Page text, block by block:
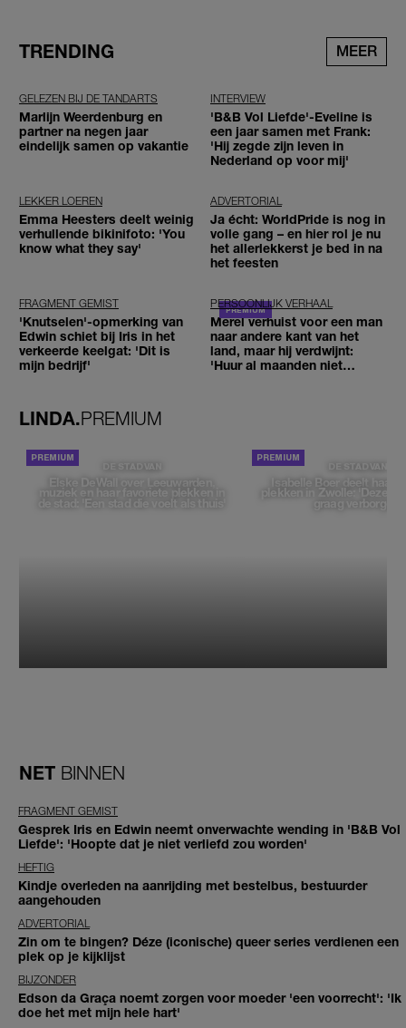
TRENDING MEER
GELEZEN BIJ DE TANDARTS
Marlijn Weerdenburg en
partner na negen jaar
eindelijk samen op vakantie
INTERVIEW
'B&B Vol Liefde'-Eveline is
een jaar samen met Frank:
'Hij zegde zijn leven in
Nederland op voor mij'
LEKKER LOEREN
Emma Heesters deelt weinig
verhullende bikinifoto: 'You
know what they say'
ADVERTORIAL
Ja écht: WorldPride is nog in
volle gang – en hier rol je nu
het allerlekkerst je bed in na
het feesten
FRAGMENT GEMIST
'Knutselen'-opmerking van
Edwin schiet bij Iris in het
verkeerde keelgat: 'Dit is
mijn bedrijf'
PERSOONLIJK VERHAAL
Merel verhuist voor een man
naar andere kant van het
land, maar hij verdwijnt:
'Huur al maanden niet
LINDA.PREMIUM
DE STAD VAN
Elske DeWall over Leeuwarden,
muziek en haar favoriete plekken in
de stad: 'Een stad die voelt als thuis'
DE STAD VAN
Isabelle Boer deelt haar
plekken in Zwolle: 'Deze
graag verborgen'
NET BINNEN
FRAGMENT GEMIST
Gesprek Iris en Edwin neemt onverwachte wending in 'B&B Vol
Liefde': 'Hoopte dat je niet verliefd zou worden'
HEFTIG
Kindje overleden na aanrijding met bestelbus, bestuurder
aangehouden
ADVERTORIAL
Zin om te bingen? Déze (iconische) queer series verdienen een
plek op je kijklijst
BIJZONDER
Edson da Graça noemt zorgen voor moeder 'een voorrecht': 'Ik
doe het met mijn hele hart'